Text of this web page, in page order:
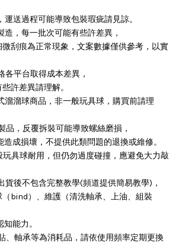
運送過程可能導致包裝瑕疵請見諒。
造，每一批次可能有些許差異，
刮痕為正常現象，文案數據僅供參考，以實
各平台取得成本差異，
許差異請理解。
溜溜球商品，非一般玩具球，購買前請理
品，反覆拆裝可能導致螺絲磨損，
成損壞， 不提供此類問題的退換或維修。
玩具球耐用，但仍勿過度碰撞，應避免大力敲
貨後不包含完整教學(頻道提供簡易教學)，
bind）、維護（清洗軸承、上油、組裝
能力。
、軸承等為消耗品，請依使用頻率定期更換